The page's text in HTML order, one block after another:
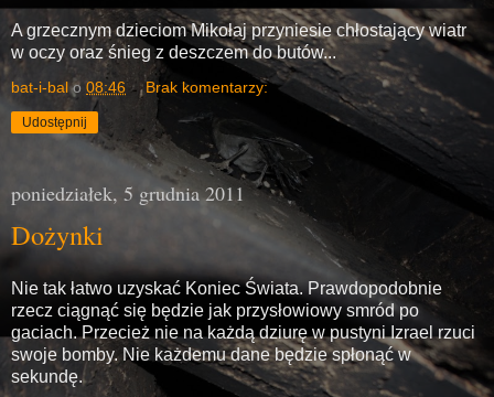
A grzecznym dzieciom Mikołaj przyniesie chłostający wiatr
w oczy oraz śnieg z deszczem do butów...
bat-i-bal o08:46 Brak komentarzy:
Udostępnij
poniedziałek, 5 grudnia 2011
Dożynki
Nie tak łatwo uzyskać Koniec Świata. Prawdopodobnie
rzecz ciągnąć się będzie jak przysłowiowy smród po
gaciach. Przecież nie na każdą dziurę w pustyni Izrael rzuci
swoje bomby. Nie każdemu dane będzie spłonąć w
sekundę.